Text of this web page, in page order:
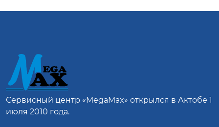
Сервисный центр «MegaMax» открылся в Актобе 1
июля 2010 года.